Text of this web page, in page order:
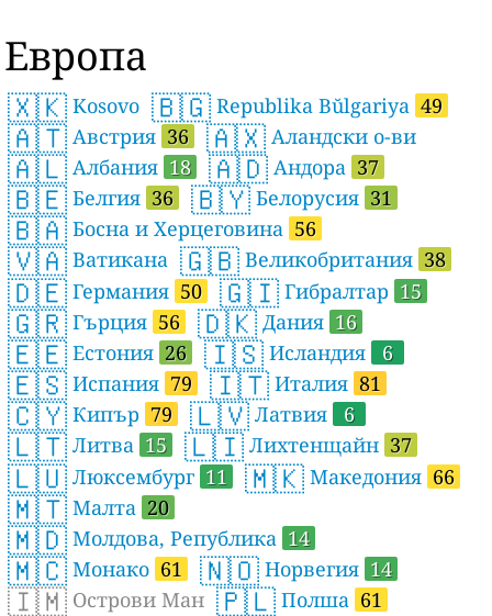
Европа
🇽🇰 Kosovo 🇧🇬 Republika Bŭlgariya 49
🇦🇹 Австрия 36 🇦🇽 Аландски о-ви
🇦🇱 Албания 18 🇦🇩 Андора 37
🇧🇪 Белгия 36 🇧🇾 Белорусия 31
🇧🇦 Босна и Херцеговина 56
🇻🇦 Ватикана 🇬🇧 Великобритания 38
🇩🇪 Германия 50 🇬🇮 Гибралтар 15
🇬🇷 Гърция 56 🇩🇰 Дания 16
🇪🇪 Естония 26 🇮🇸 Исландия 6
🇪🇸 Испания 79 🇮🇹 Италия 81
🇨🇾 Кипър 79 🇱🇻 Латвия 6
🇱🇹 Литва 15 🇱🇮 Лихтенщайн 37
🇱🇺 Люксембург 11 🇲🇰 Македония 66
🇲🇹 Малта 20
🇲🇩 Молдова, Република 14
🇲🇨 Монако 61 🇳🇴 Норвегия 14
🇮🇲 Острови Ман 🇵🇱 Полша 61